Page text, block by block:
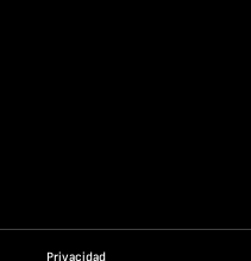
Privacidad